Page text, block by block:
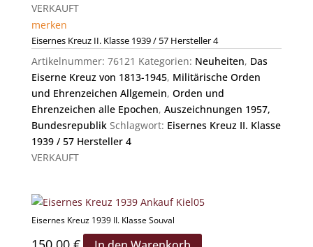
VERKAUFT
merken
Eisernes Kreuz II. Klasse 1939 / 57 Hersteller 4
Artikelnummer: 76121 Kategorien: Neuheiten, Das
Eiserne Kreuz von 1813-1945, Militärische Orden
und Ehrenzeichen Allgemein, Orden und
Ehrenzeichen alle Epochen, Auszeichnungen 1957,
Bundesrepublik Schlagwort: Eisernes Kreuz II. Klasse
1939 / 57 Hersteller 4
VERKAUFT
Eisernes Kreuz 1939 II. Klasse Souval